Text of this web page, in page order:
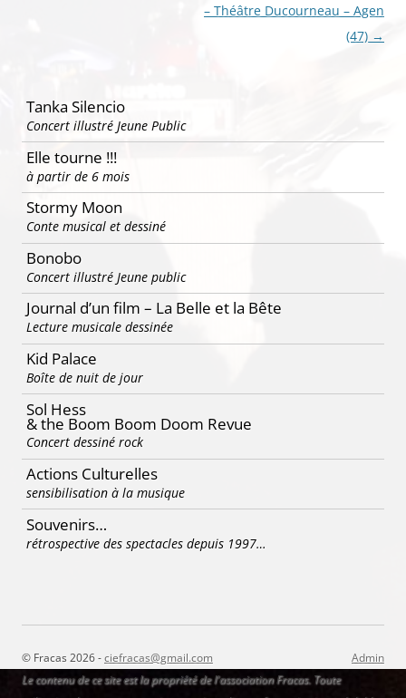
– Théâtre Ducourneau – Agen
(47) →
Tanka Silencio
Concert illustré Jeune Public
Elle tourne !!!
à partir de 6 mois
Stormy Moon
Conte musical et dessiné
Bonobo
Concert illustré Jeune public
Journal d’un film – La Belle et la Bête
Lecture musicale dessinée
Kid Palace
Boîte de nuit de jour
Sol Hess
& the Boom Boom Doom Revue
Concert dessiné rock
Actions Culturelles
sensibilisation à la musique
Souvenirs…
rétrospective des spectacles depuis 1997…
© Fracas 2026 -ciefracas@gmail.com
Admin
Le contenu de ce site est la propriété de l'association Fracas. Toute